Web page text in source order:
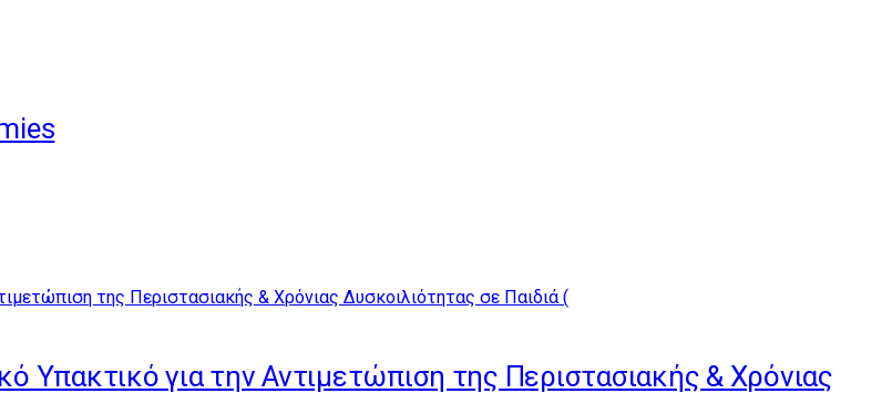
για την Αντιμετώπιση της Περιστασιακής & Χρόνιας